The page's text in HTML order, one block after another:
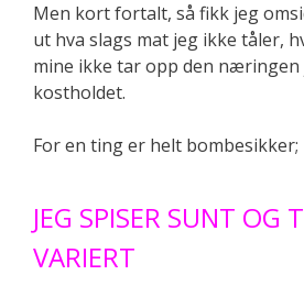
Men kort fortalt, så fikk jeg
ut hva slags mat jeg ikke tåler,
mine ikke tar opp den
kostholdet.
For en ting er helt bombesikker;
JEG SPISER SUNT OG
VARIERT